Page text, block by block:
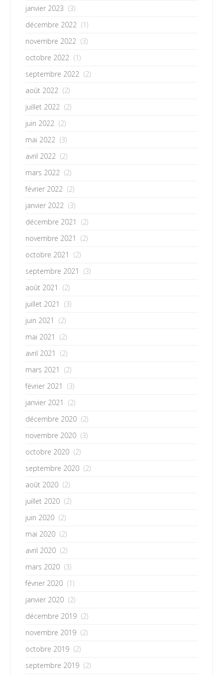
janvier 2023 (3)
décembre 2022 (1)
novembre 2022 (3)
octobre 2022 (1)
septembre 2022 (2)
août 2022 (2)
juillet 2022 (2)
juin 2022 (2)
mai 2022 (3)
avril 2022 (2)
mars 2022 (2)
février 2022 (2)
janvier 2022 (3)
décembre 2021
(2)
novembre 2021
(2)
octobre 2021
(2)
septembre 2021
(3)
août 2021
(2)
juillet 2021
(3)
juin 2021
(2)
mai 2021
(2)
avril 2021
(2)
mars 2021
(2)
février 2021
(3)
janvier 2021
(2)
décembre 2020 (2)
novembre 2020 (3)
octobre 2020 (2)
septembre 2020 (2)
août 2020 (2)
juillet 2020 (2)
juin 2020 (2)
mai 2020 (2)
avril 2020 (2)
mars 2020 (3)
février 2020 (1)
janvier 2020 (2)
décembre 2019 (2)
novembre 2019 (2)
octobre 2019 (2)
septembre 2019 (2)